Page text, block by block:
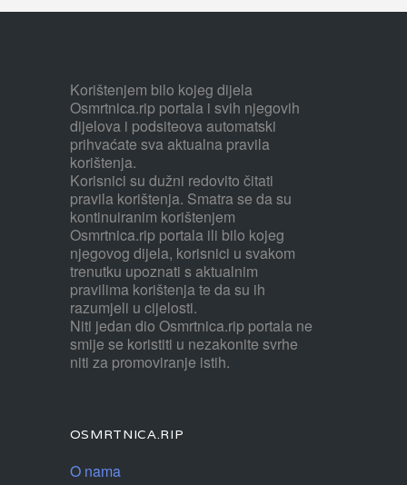
Korištenjem bilo kojeg dijela
Osmrtnica.rip portala i svih njegovih
dijelova i podsiteova automatski
prihvaćate sva aktualna pravila
korištenja.
Korisnici su dužni redovito čitati
pravila korištenja. Smatra se da su
kontinuiranim korištenjem
Osmrtnica.rip portala ili bilo kojeg
njegovog dijela, korisnici u svakom
trenutku upoznati s aktualnim
pravilima korištenja te da su ih
razumjeli u cijelosti.
Niti jedan dio Osmrtnica.rip portala ne
smije se koristiti u nezakonite svrhe
niti za promoviranje istih.
OSMRTNICA.RIP
O nama